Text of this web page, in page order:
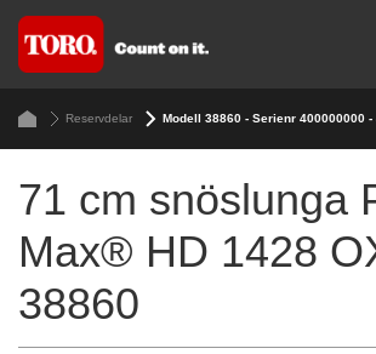
Reservdelar Modell 38860 - Serienr 400000000 -
71 cm snöslunga
Max® HD 1428
38860